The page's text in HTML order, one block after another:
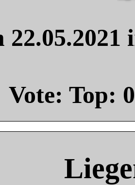
Vote: Top: 0